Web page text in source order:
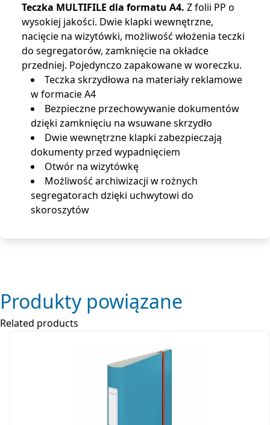
Teczka MULTIFILE dla formatu A4. Z folii PP o
wysokiej jakości. Dwie klapki wewnętrzne,
nacięcie na wizytówki, możliwość włożenia teczki
do segregatorów, zamknięcie na okładce
przedniej. Pojedynczo zapakowane w woreczku.
Teczka skrzydłowa na materiały reklamowe
w formacie A4
Bezpieczne przechowywanie dokumentów
dzięki zamknięciu na wsuwane skrzydło
Dwie wewnętrzne klapki zabezpieczają
dokumenty przed wypadnięciem
Otwór na wizytówkę
Możliwość archiwizacji w rożnych
segregatorach dzięki uchwytowi do
skoroszytów
Produkty powiązane
Related products